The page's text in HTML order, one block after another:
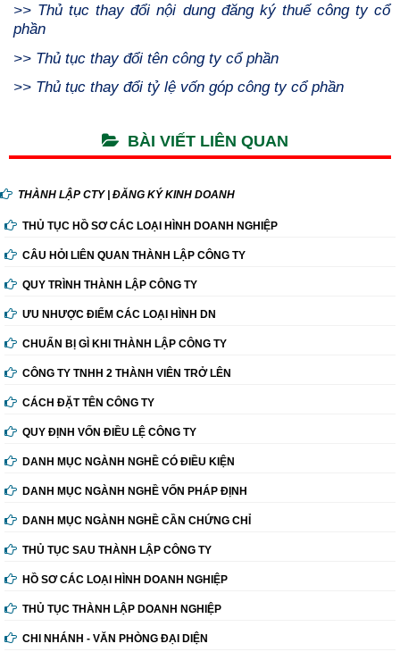
>> Thủ tục thay đổi nội dung đăng ký thuế công ty cổ
phần
>> Thủ tục thay đổi tên công ty cổ phần
>> Thủ tục thay đổi tỷ lệ vốn góp công ty cổ phần
BÀI VIẾT LIÊN QUAN
THÀNH LẬP CTY | ĐĂNG KÝ KINH DOANH
THỦ TỤC HỒ SƠ CÁC LOẠI HÌNH DOANH NGHIỆP
CÂU HỎI LIÊN QUAN THÀNH LẬP CÔNG TY
QUY TRÌNH THÀNH LẬP CÔNG TY
ƯU NHƯỢC ĐIỂM CÁC LOẠI HÌNH DN
CHUẨN BỊ GÌ KHI THÀNH LẬP CÔNG TY
CÔNG TY TNHH 2 THÀNH VIÊN TRỞ LÊN
CÁCH ĐẶT TÊN CÔNG TY
QUY ĐỊNH VỐN ĐIỀU LỆ CÔNG TY
DANH MỤC NGÀNH NGHỀ CÓ ĐIỀU KIỆN
DANH MỤC NGÀNH NGHỀ VỐN PHÁP ĐỊNH
DANH MỤC NGÀNH NGHỀ CẦN CHỨNG CHỈ
THỦ TỤC SAU THÀNH LẬP CÔNG TY
HỒ SƠ CÁC LOẠI HÌNH DOANH NGHIỆP
THỦ TỤC THÀNH LẬP DOANH NGHIỆP
CHI NHÁNH - VĂN PHÒNG ĐẠI DIỆN